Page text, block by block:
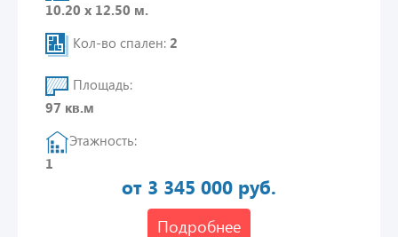
10.20 х 12.50 м.
Кол-во спален: 2
Площадь:
97 кв.м
Этажность:
1
от 3 345 000 руб.
Подробнее